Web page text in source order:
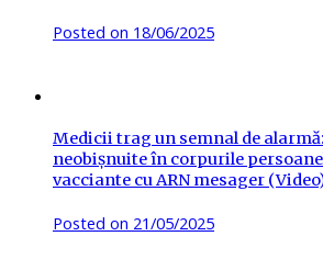
Posted on 18/06/2025
Medicii trag un semnal de
neobișnuite în corpurile
vacciante cu ARN mesager
Posted on 21/05/2025